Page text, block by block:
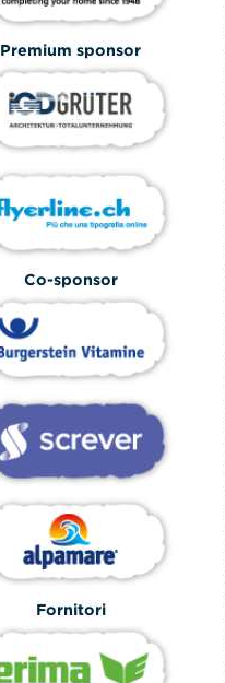
Premium sponsor
Co-sponsor
Fornitori